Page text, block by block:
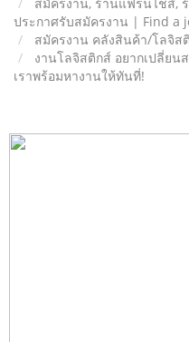
ประกาศรับสมัครงาน | Find a
สมัครงาน คลังสินค้า/โลจิส
งานโลจิสติกส์ อยากเปลี่ยน
เราพร้อมหางานให้ทันที่!